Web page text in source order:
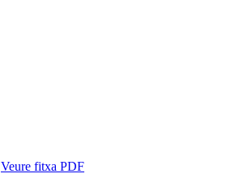
Veure fitxa PDF